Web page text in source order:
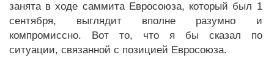
занята в ходе саммита Евросоюза, который был 1
сентября, выглядит вполне разумно и
компромиссно. Вот то, что я бы сказал по
ситуации, связанной с позицией Евросоюза.